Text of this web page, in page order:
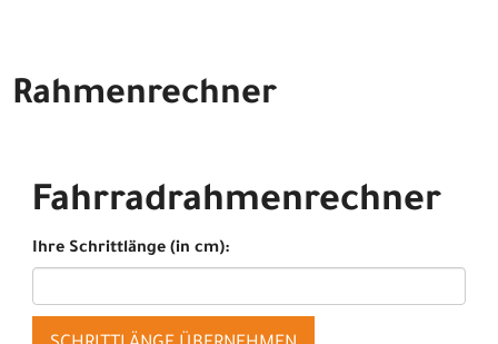
Rahmenrechner
Fahrradrahmenrechner
Ihre Schrittlänge (in cm):